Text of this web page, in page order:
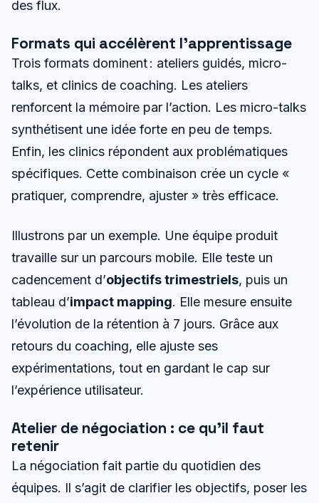
des flux.
Formats qui accélèrent l’apprentissage
Trois formats dominent : ateliers guidés, micro-
talks, et clinics de coaching. Les ateliers
renforcent la mémoire par l’action. Les micro-talks
synthétisent une idée forte en peu de temps.
Enfin, les clinics répondent aux problématiques
spécifiques. Cette combinaison crée un cycle «
pratiquer, comprendre, ajuster » très efficace.
Illustrons par un exemple. Une équipe produit
travaille sur un parcours mobile. Elle teste un
cadencement d’objectifs trimestriels, puis un
tableau d’impact mapping. Elle mesure ensuite
l’évolution de la rétention à 7 jours. Grâce aux
retours du coaching, elle ajuste ses
expérimentations, tout en gardant le cap sur
l’expérience utilisateur.
Atelier de négociation : ce qu’il faut
retenir
La négociation fait partie du quotidien des
équipes. Il s’agit de clarifier les objectifs, poser les